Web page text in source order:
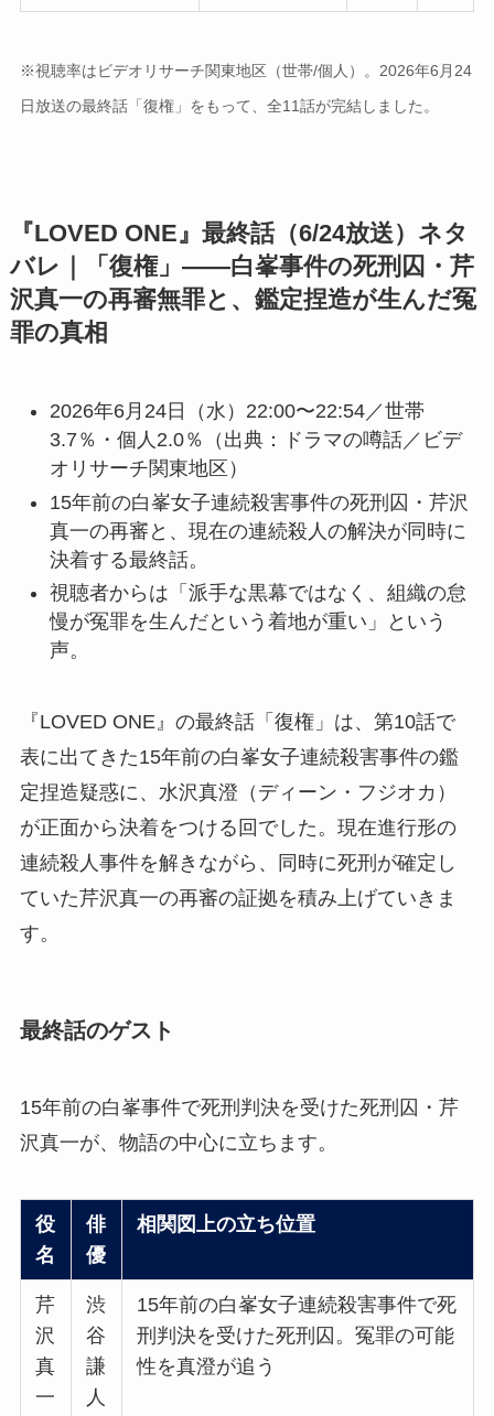
※視聴率はビデオリサーチ関東地区（世帯/個人）。2026年6月24
日放送の最終話「復権」をもって、全11話が完結しました。
『LOVED ONE』最終話（6/24放送）ネタ
バレ｜「復権」——白峯事件の死刑囚・芹
沢真一の再審無罪と、鑑定捏造が生んだ冤
罪の真相
2026年6月24日（水）22:00〜22:54／世帯
3.7％・個人2.0％（出典：ドラマの噂話／ビデ
オリサーチ関東地区）
15年前の白峯女子連続殺害事件の死刑囚・芹沢
真一の再審と、現在の連続殺人の解決が同時に
決着する最終話。
視聴者からは「派手な黒幕ではなく、組織の怠
慢が冤罪を生んだという着地が重い」という
声。
『LOVED ONE』の最終話「復権」は、第10話で
表に出てきた15年前の白峯女子連続殺害事件の鑑
定捏造疑惑に、水沢真澄（ディーン・フジオカ）
が正面から決着をつける回でした。現在進行形の
連続殺人事件を解きながら、同時に死刑が確定し
ていた芹沢真一の再審の証拠を積み上げていきま
す。
最終話のゲスト
15年前の白峯事件で死刑判決を受けた死刑囚・芹
沢真一が、物語の中心に立ちます。
役
名
俳
優
相関図上の立ち位置
芹
沢
真
一
渋
谷
謙
人
15年前の白峯女子連続殺害事件で死
刑判決を受けた死刑囚。冤罪の可能
性を真澄が追う